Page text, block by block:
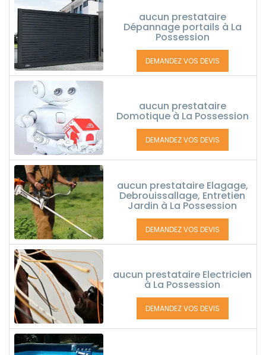
aucun prestataire
Dépannage portails à La
Possession
DEMANDEZ VOS DEVIS
aucun prestataire
Domotique à La Possession
DEMANDEZ VOS DEVIS
aucun prestataire Elagage,
Debrouissallage, Entretien
Jardin à La Possession
DEMANDEZ VOS DEVIS
aucun prestataire Electricien
à La Possession
DEMANDEZ VOS DEVIS